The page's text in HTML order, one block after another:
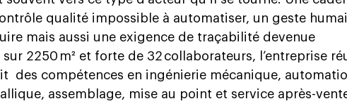
qualité impossible à automatiser, un geste
mais aussi une exigence de traçabilité devenue
2250 m² et forte de 32 collaborateurs, l’entreprise
des compétences en ingénierie mécanique,
assemblage, mise au point et service après-